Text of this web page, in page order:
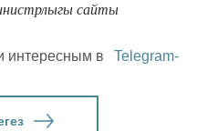
сайты
интересным в
Telegram-